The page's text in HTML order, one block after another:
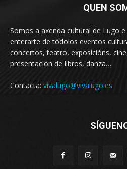
QUEN
Somos a axenda cultural de Lugo
enterarte de tódolos eventos
concertos, teatro, exposicións,
presentación de libros, danza…
Contacta: vivalugo@vivalugo.es